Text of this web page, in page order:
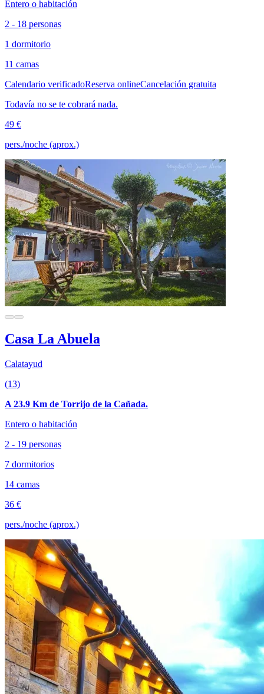
Entero o habitación
2 - 18 personas
1 dormitorio
11 camas
Calendario verificadoReserva onlineCancelación gratuita
Todavía no se te cobrará nada.
49 €
pers./noche (aprox.)
Casa La Abuela
Calatayud
(13)
A 23.9 Km de Torrijo de la Cañada.
Entero o habitación
2 - 19 personas
7 dormitorios
14 camas
36 €
pers./noche (aprox.)